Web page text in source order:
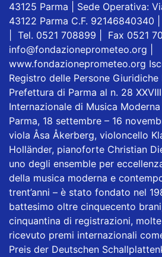
43125 Parma | Sede Operativa:
43122 Parma C.F. 92146840340
| Tel. 0521 708899 | Fax 0521
info@fondazioneprometeo.org |
www.fondazioneprometeo.org
Registro delle Persone Giuridiche
Prefettura di Parma al n. 28
Internazionale di Musica
Parma, 18 settembre – 16
viola Åsa Åkerberg, violoncello
Holländer, pianoforte Christian
uno degli ensemble per
della musica moderna e
trent’anni – è stato fondato nel
battesimo oltre cinquecento
cinquantina di registrazioni,
ricevuto premi internazionali
Preis der Deutschen